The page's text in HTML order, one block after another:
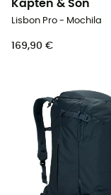
Kapten & Son
Lisbon Pro - Mochila
169,90 €